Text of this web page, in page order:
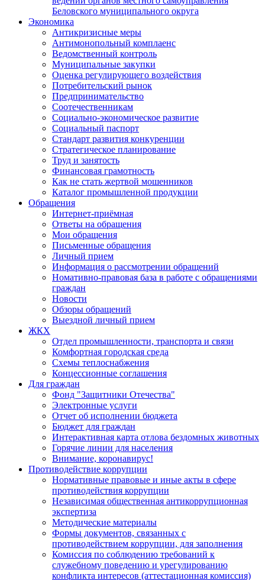
Беловского муниципального округа
Экономика
Антикризисные меры
Антимонопольный комплаенс
Ведомственный контроль
Муниципальные закупки
Оценка регулирующего воздействия
Потребительский рынок
Предпринимательство
Соотечественникам
Социально-экономическое развитие
Социальный паспорт
Стандарт развития конкуренции
Стратегическое планирование
Труд и занятость
Финансовая грамотность
Как не стать жертвой мошенников
Каталог промышленной продукции
Обращения
Интернет-приёмная
Ответы на обращения
Мои обращения
Письменные обращения
Личный прием
Информация о рассмотрении обращений
Номативно-правовая база в работе с обращениями
граждан
Новости
Обзоры обращений
Выездной личный прием
ЖКХ
Отдел промышленности, транспорта и связи
Комфортная городская среда
Схемы теплоснабжения
Концессионные соглашения
Для граждан
Фонд "Защитники Отечества"
Электронные услуги
Отчет об исполнении бюджета
Бюджет для граждан
Интерактивная карта отлова бездомных животных
Горячие линии для населения
Внимание, коронавирус!
Противодействие коррупции
Нормативные правовые и иные акты в сфере
противодействия коррупции
Независимая общественная антикоррупционная
экспертиза
Методические материалы
Формы документов, связанных с
противодействием коррупции, для заполнения
Комиссия по соблюдению требований к
служебному поведению и урегулированию
конфликта интересов (аттестационная комиссия)